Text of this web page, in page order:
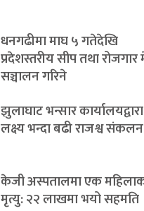
धनगढीमा माघ ५ गतेदेखि
प्रदेशस्तरीय सीप तथा रोजगार
सञ्चालन गरिने
झुलाघाट भन्सार कार्यालयद्वारा
लक्ष्य भन्दा बढी राजश्व संकलन
केजी अस्पतालमा एक
मृत्यु: २२ लाखमा भयो सहमति